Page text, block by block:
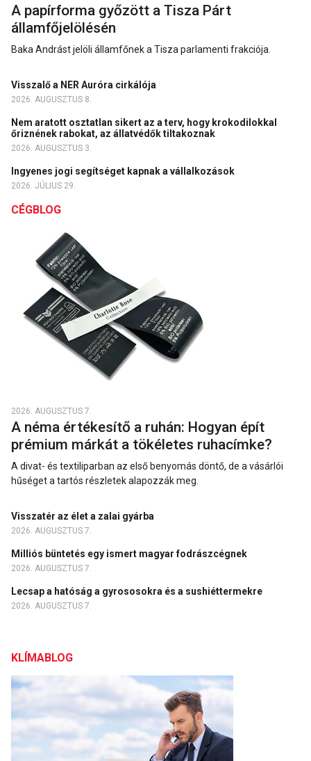
A papírforma győzött a Tisza Párt
államfőjelölésén
Baka Andrást jelöli államfőnek a Tisza parlamenti frakciója.
Visszalő a NER Auróra cirkálója
2026. AUGUSZTUS 8.
Nem aratott osztatlan sikert az a terv, hogy krokodilokkal
őriznének rabokat, az állatvédők tiltakoznak
2026. AUGUSZTUS 3.
Ingyenes jogi segítséget kapnak a vállalkozások
2026. JÚLIUS 29.
CÉGBLOG
2026. AUGUSZTUS 7.
A néma értékesítő a ruhán: Hogyan épít
prémium márkát a tökéletes ruhacímke?
A divat- és textiliparban az első benyomás döntő, de a vásárlói
hűséget a tartós részletek alapozzák meg.
Visszatér az élet a zalai gyárba
2026. AUGUSZTUS 7.
Milliós büntetés egy ismert magyar fodrászcégnek
2026. AUGUSZTUS 7.
Lecsap a hatóság a gyrososokra és a sushiéttermekre
2026. AUGUSZTUS 7.
KLÍMABLOG